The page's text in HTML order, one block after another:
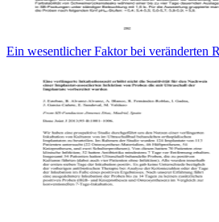
Ein wesentlicher Faktor bei veränderten